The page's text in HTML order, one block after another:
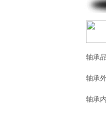
轴承
轴承
轴承